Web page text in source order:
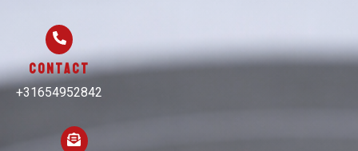
Contact
+31654952842